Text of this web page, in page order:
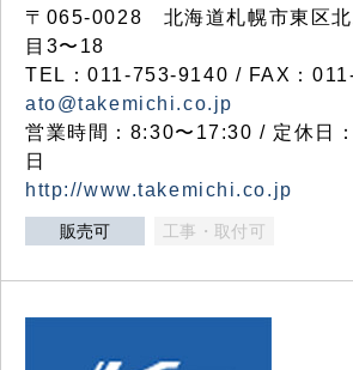
〒065-0028 北海道札幌市東区北
目3〜18
TEL：011-753-9140 / FAX：
ato@takemichi.co.jp
営業時間：8:30〜17:30 / 定休日
日
http://www.takemichi.co.jp
販売可 工事・取付可